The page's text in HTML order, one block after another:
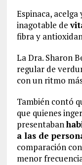
Espinaca,
inagotable de
fibra y
La Dra. Sharon
regular de
con un ritmo
También contó
que quienes
presentaban
a las de
comparación
menor